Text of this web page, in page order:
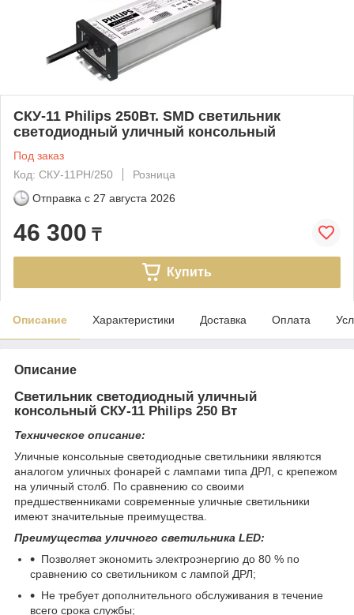
СКУ-11 Philips 250Вт. SMD светильник
светодиодный уличный консольный
Под заказ
Код: СКУ-11PH/250
Розница
Отправка с 27 августа 2026
46 300 ₸
Купить
Описание Характеристики Доставка Оплата
Описание
Светильник светодиодный уличный
консольный СКУ-11 Philips 250 Вт
Техническое описание:
Уличные консольные светодиодные светильники являются
аналогом уличных фонарей с лампами типа ДРЛ, с крепежом
на уличный столб. По сравнению со своими
предшественниками современные уличные светильники
имеют значительные преимущества.
Преимущества уличного светильника LED:
Позволяет экономить электроэнергию до 80 % по
сравнению со светильником с лампой ДРЛ;
Не требует дополнительного обслуживания в течение
всего срока службы;